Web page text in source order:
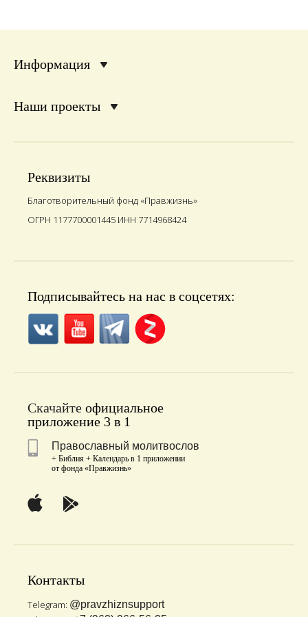
Информация
Наши проекты
Реквизиты
Благотворительный фонд «Правжизнь»
ОГРН 1177700001445 ИНН 7714968424
Подписывайтесь на нас в соцсетях:
Скачайте официальное
приложение 3 в 1
Православный молитвослов
+ Библия + Календарь в 1 приложении
от фонда «Правжизнь»
Контакты
Telegram: @pravzhiznsupport